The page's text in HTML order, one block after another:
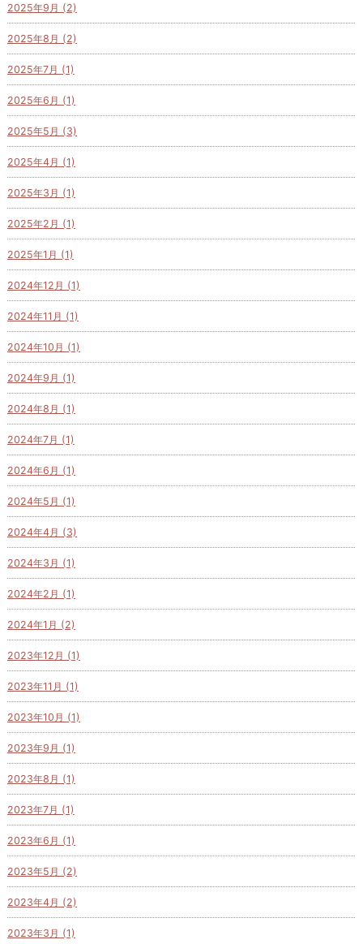
2025年9月 (2)
2025年8月 (2)
2025年7月 (1)
2025年6月 (1)
2025年5月 (3)
2025年4月 (1)
2025年3月 (1)
2025年2月 (1)
2025年1月 (1)
2024年12月 (1)
2024年11月 (1)
2024年10月 (1)
2024年9月 (1)
2024年8月 (1)
2024年7月 (1)
2024年6月 (1)
2024年5月 (1)
2024年4月 (3)
2024年3月 (1)
2024年2月 (1)
2024年1月 (2)
2023年12月 (1)
2023年11月 (1)
2023年10月 (1)
2023年9月 (1)
2023年8月 (1)
2023年7月 (1)
2023年6月 (1)
2023年5月 (2)
2023年4月 (2)
2023年3月 (1)